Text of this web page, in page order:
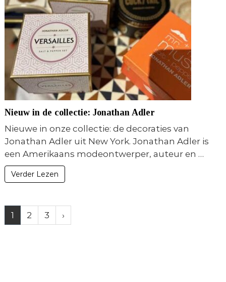
Nieuw in de collectie: Jonathan Adler
Nieuwe in onze collectie: de decoraties van
Jonathan Adler uit New York. Jonathan Adler is
een Amerikaans modeontwerper, auteur en …
Verder Lezen
1 2 3 ›